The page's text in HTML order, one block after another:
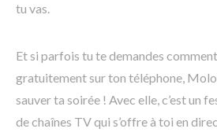
tu vas.
Et si parfois tu te demandes
gratuitement sur ton téléphone,
sauver ta soirée ! Avec elle, c’est un
de chaînes TV qui s’offre à toi en